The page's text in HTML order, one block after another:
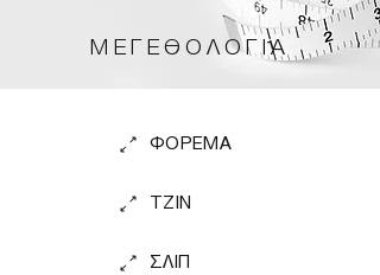
ΜΕΓΕΘΟΛΟΓΙΑ
ΦΟΡΕΜΑ
TZIN
ΣΛΙΠ